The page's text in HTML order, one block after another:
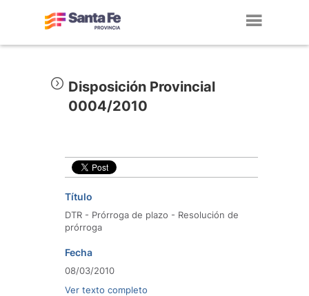
Disposición Provincial
0004/2010
Título
DTR - Prórroga de plazo - Resolución de
prórroga
Fecha
08/03/2010
Ver texto completo